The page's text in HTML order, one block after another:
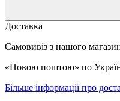
Доставка
Самовивіз з нашого
«Новою поштою» по
Більше інформації про